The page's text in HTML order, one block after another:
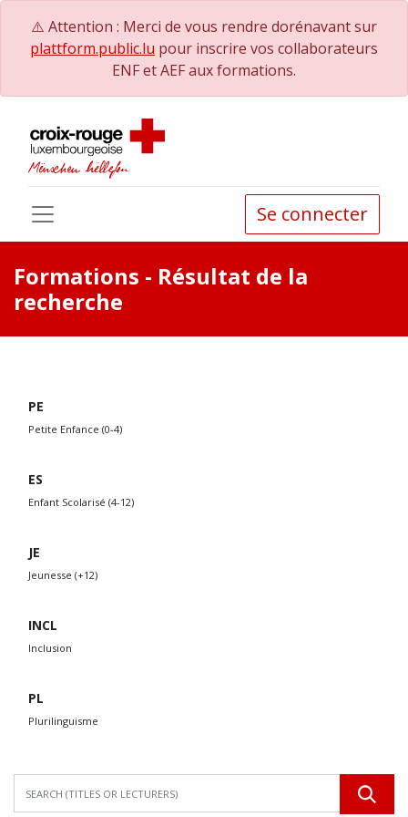
⚠️ Attention : Merci de vous rendre dorénavant sur
plattform.public.lu pour inscrire vos collaborateurs
ENF et AEF aux formations.
Se connecter
Formations - Résultat de la
recherche
PE
Petite Enfance (0-4)
ES
Enfant Scolarisé (4-12)
JE
Jeunesse (+12)
INCL
Inclusion
PL
Plurilinguisme